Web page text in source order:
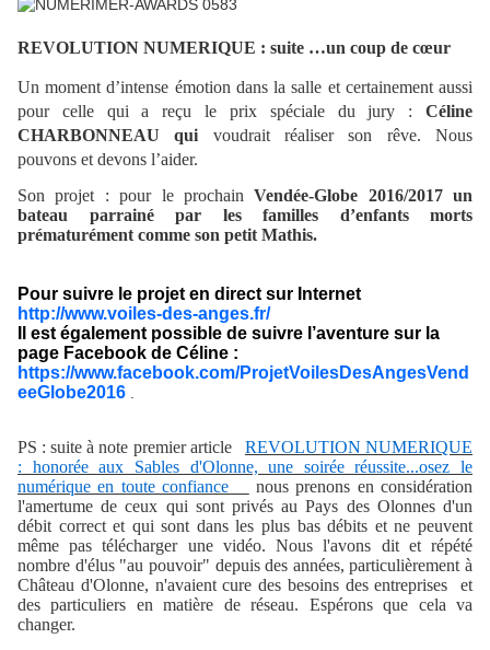
REVOLUTION NUMERIQUE : suite …un coup de cœur
Un moment d’intense émotion dans la salle et certainement aussi
pour celle qui a reçu le prix spéciale du jury : Céline
CHARBONNEAU qui voudrait réaliser son rêve. Nous
pouvons et devons l’aider.
Son projet : pour le prochainVendée-Globe 2016/2017 un
bateau parrainé par les familles d’enfants morts
prématurément comme son petit Mathis.
Pour suivre le projet en direct sur Internet
http://www.voiles-des-anges.fr/
Il est également possible de suivre l’aventure sur la
page Facebook de Céline :
https://www.facebook.com/ProjetVoilesDesAngesVend
eeGlobe2016
PS : suite à note premier article REVOLUTION NUMERIQUE
: honorée aux Sables d'Olonne, une soirée réussite...osez le
numérique en toute confiance
nous prenons en considération
l'amertume de ceux qui sont privés au Pays des Olonnes d'un
débit correct et qui sont dans les plus bas débits et ne peuvent
même pas télécharger une vidéo. Nous l'avons dit et répété
nombre d'élus "au pouvoir" depuis des années, particulièrement à
Château d'Olonne, n'avaient cure des besoins des entreprises et
des particuliers en matière de réseau. Espérons que cela va
changer.